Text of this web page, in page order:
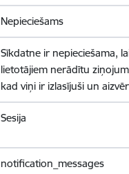
Nepieciešams
Sīkdatne ir nepieciešama,
lietotājiem nerādītu
kad viņi ir izlasījuši un
Sesija
notification_messages